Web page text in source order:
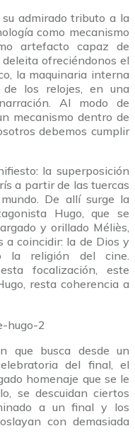
admirado tributo a la
como mecanismo
artefacto capaz de
ofreciéndonos el
la maquinaria interna
los relojes, en una
Al modo de
mecanismo dentro de
debemos cumplir
la superposición
a partir de las tuercas
De allí surge la
Hugo, que se
y orillado Méliès,
a coincidir: la de Dios y
la religión del cine.
focalización, este
resta coherencia a
que busca desde un
del final, el
homenaje que se le
se descuidan ciertos
a un final y los
con demasiada